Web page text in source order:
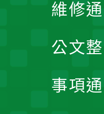
維修
公文
事項